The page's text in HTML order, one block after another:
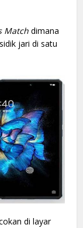
Match dimana
jari di satu
di layar